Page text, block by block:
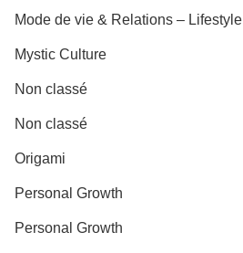
Mode de vie & Relations – Lifestyle
Mystic Culture
Non classé
Non classé
Origami
Personal Growth
Personal Growth